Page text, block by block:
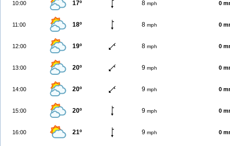
10:00 17º 8 mph 0
11:00 18º 8 mph 0
12:00 19º 8 mph 0
13:00 20º 9 mph 0
14:00 20º 9 mph 0
15:00 20º 9 mph 0
16:00 21º 9 mph 0